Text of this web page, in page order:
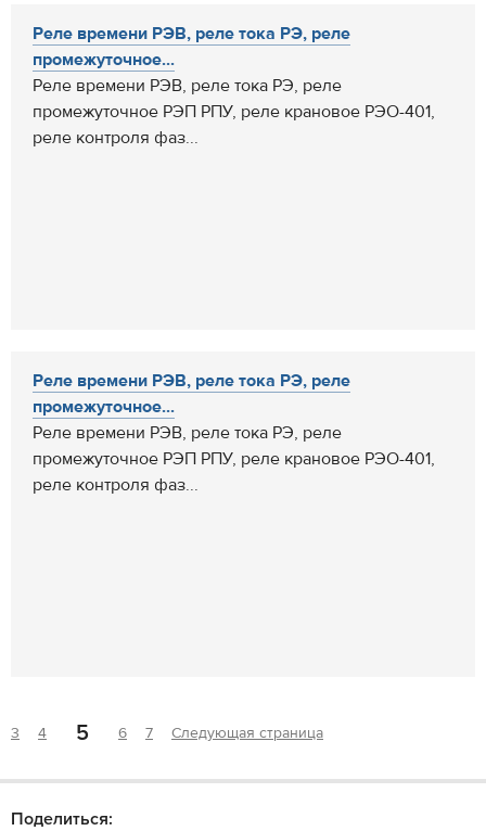
Реле времени РЭВ, реле тока РЭ, реле
промежуточное...
Реле времени РЭВ, реле тока РЭ, реле
промежуточное РЭП РПУ, реле крановое РЭО-401,
реле контроля фаз...
Реле времени РЭВ, реле тока РЭ, реле
промежуточное...
Реле времени РЭВ, реле тока РЭ, реле
промежуточное РЭП РПУ, реле крановое РЭО-401,
реле контроля фаз...
3 4 5 6 7 Следующая страница
Поделиться: